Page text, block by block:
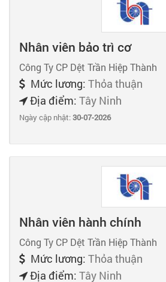
Nhân viên bảo trì cơ
Công Ty CP Dệt Trần Hiệp Thành
Mức lương: Thỏa thuận
Địa điểm: Tây Ninh
Ngày cập nhật:30-07-2026
Nhân viên hành chính
Công Ty CP Dệt Trần Hiệp Thành
Mức lương: Thỏa thuận
Địa điểm: Tây Ninh